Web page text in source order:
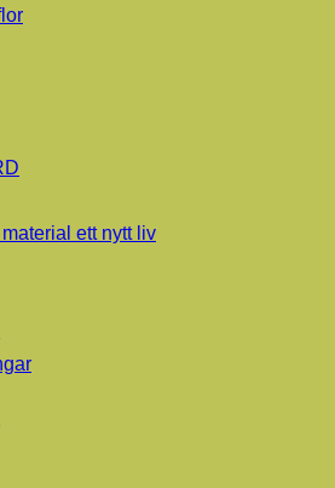
ett nytt liv